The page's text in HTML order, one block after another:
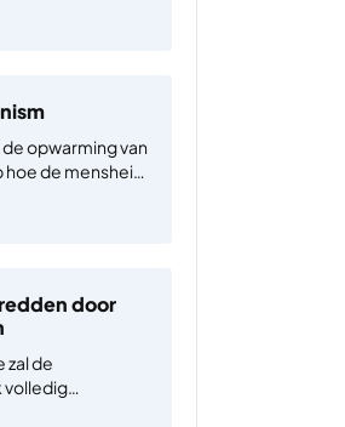
vijf procent is.
opwarming van
hoe de mensheid
zijn er
laat…
door
zal de
volledig